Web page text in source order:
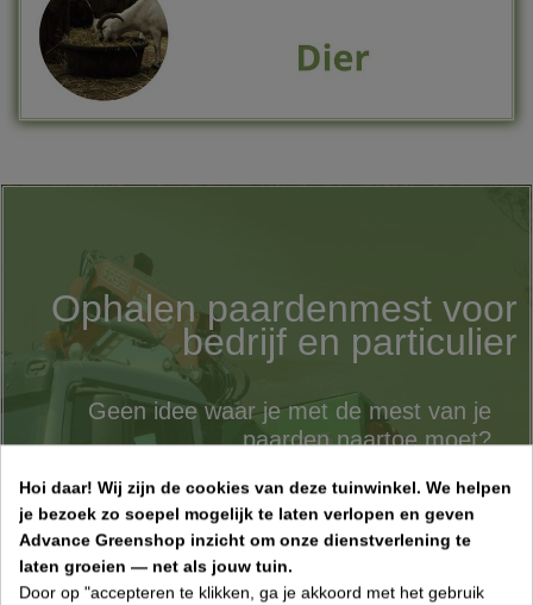
Ophalen paardenmest voor
bedrijf en particulier
Geen idee waar je met de mest van je
paarden naartoe moet?
Advance Greenshop zorgt voor de
ophaling van paardenmest zowel bij
bedrijven als particulier.
Dit zowel in containers als in een afvalzak.
Hoi daar! Wij zijn de cookies van deze tuinwinkel. We helpen
je bezoek zo soepel mogelijk te laten verlopen en geven
Advance Greenshop inzicht om onze dienstverlening te
laten groeien — net als jouw tuin.
Door op "accepteren te klikken, ga je akkoord met het gebruik